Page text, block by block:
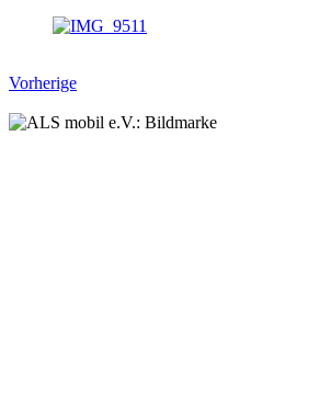
Vorherige